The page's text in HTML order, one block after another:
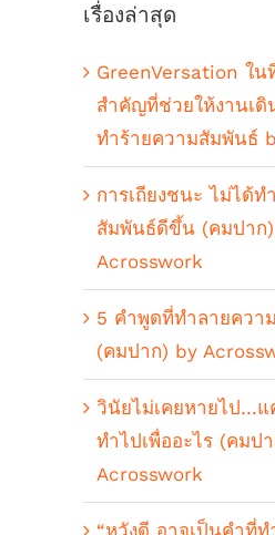
เรื่องล่าสุด
GreenVersation ใน
สำคัญที่ช่วยให้งานเ
ทำร้ายความสัมพันธ์
การเถียงชนะ ไม่ได้ท
สัมพันธ์ดีขึ้น (คมปาก
Acrosswork
5 คำพูดที่ทำลายควา
(คมปาก) by
วินัยไม่เคยหายไป…แ
ทำไปเพื่ออะไร (คมป
Acrosswork